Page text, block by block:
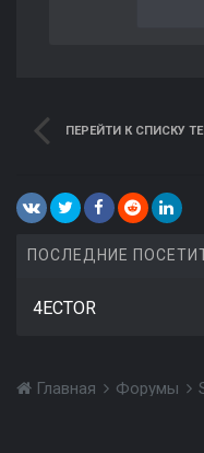
ПЕРЕЙТИ К СПИСКУ
ПОСЛЕДНИЕ
4ECTOR
Главная Форумы